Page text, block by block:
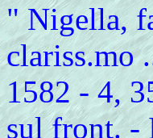
" Nigella,
clariss.mo
1582 - 4,
sul front. -